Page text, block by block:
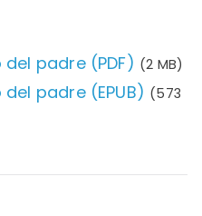
padre (PDF) (2 MB)
padre (EPUB) (573